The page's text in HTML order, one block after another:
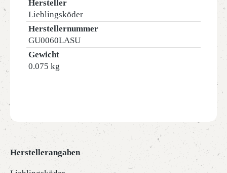
Hersteller
Lieblingsköder
Herstellernummer
GU0060LASU
Gewicht
0.075 kg
Herstellerangaben